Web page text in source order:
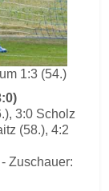
1:3 (54.)
3:0 Scholz
(58.), 4:2
Zuschauer: